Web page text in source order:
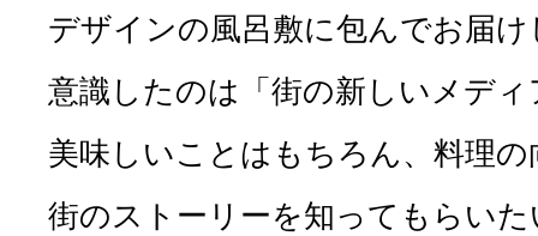
デザインの風呂敷に包んでお届
意識したのは「街の新しいメデ
美味しいことはもちろん、料理
街のストーリーを知ってもらい